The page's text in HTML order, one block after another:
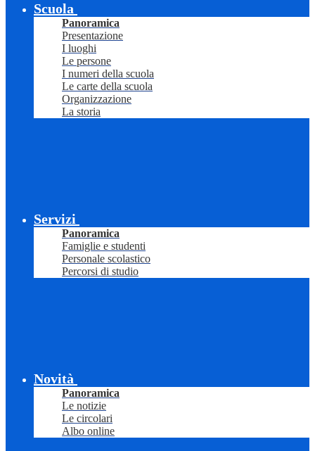
Scuola
Panoramica
Presentazione
I luoghi
Le persone
I numeri della scuola
Le carte della scuola
Organizzazione
La storia
Servizi
Panoramica
Famiglie e studenti
Personale scolastico
Percorsi di studio
Novità
Panoramica
Le notizie
Le circolari
Albo online